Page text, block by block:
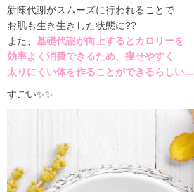
新陳代謝がスムーズに行われることで
お肌も生き生きした状態に??
また、 基礎代謝が向上するとカロリーを
効率よく消費できるため、痩せやすく
太りにくい体を作ることができるらしい…
すごい✨✨